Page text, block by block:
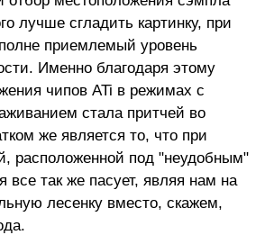
лучше сгладить картинку, при
приемлемый уровень
Именно благодаря этому
чипов ATi в режимах с
стала притчей во
же является то, что при
расположенной под "неудобным"
все так же пасует, являя нам на
лесенку вместо, скажем,